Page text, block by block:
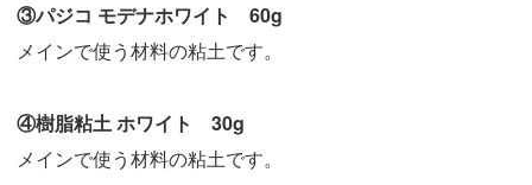
③パジコ モデナホワイト 60g
メインで使う材料の粘土です。
④樹脂粘土 ホワイト 30g
メインで使う材料の粘土です。